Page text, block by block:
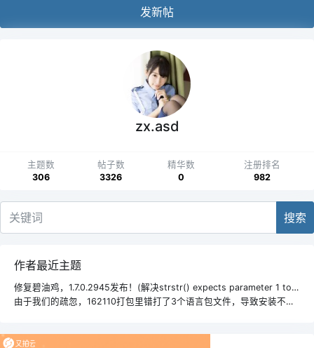
发新帖
zx.asd
主题数
306
帖子数
3326
精华数
0
注册排名
982
搜索
作者最近主题
修复碧油鸡，1.7.0.2945发布！(解决strstr() expects parameter 1 to bestring,array given错误)
由于我们的疏忽，162110打包里错打了3个语言包文件，导致安装不正常。😭